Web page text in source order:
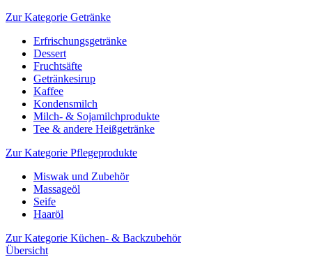
Zur Kategorie Getränke
Erfrischungsgetränke
Dessert
Fruchtsäfte
Getränkesirup
Kaffee
Kondensmilch
Milch- & Sojamilchprodukte
Tee & andere Heißgetränke
Zur Kategorie Pflegeprodukte
Miswak und Zubehör
Massageöl
Seife
Haaröl
Zur Kategorie Küchen- & Backzubehör
Übersicht